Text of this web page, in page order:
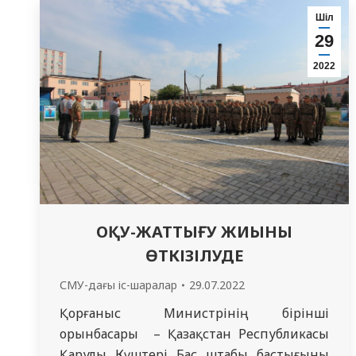
«Шығыс» өңірлік басқармасының 44736
әскери бөліміне «Семей медицина
университеті» КеАҚ әскери кафедрасының
оқу-әдістемелік жиындарынан өтуші
курсанттардың барып, танысып қайтуы
ұйымдастырылды.…
Шіл
29
2022
ОҚУ-ЖАТТЫҒУ ЖИЫНЫ
ӨТКІЗІЛУДЕ
СМУ-дағы іс-шаралар 29.07.2022
Қорғаныс Министрінің бірінші
орынбасары – Қазақстан Республикасы